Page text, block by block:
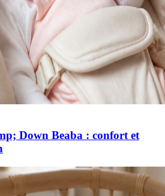
Down Beaba : confort et